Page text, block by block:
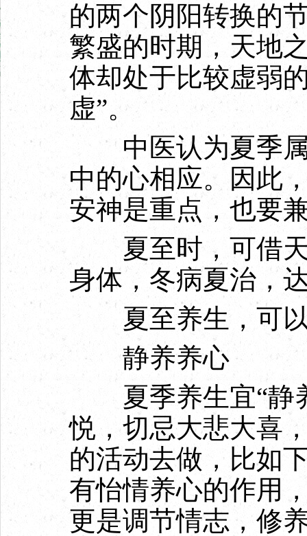
的两个阴阳转换的
繁盛的时期，天地
体却处于比较虚弱
虚”。
中医认为夏季属
中的心相应。因此
安神是重点，也要
夏至时，可借天
身体，冬病夏治，
夏至养生，可
静养养心
夏季养生宜“静
悦，切忌大悲大喜
的活动去做，比如
有怡情养心的作用
更是调节情志，修